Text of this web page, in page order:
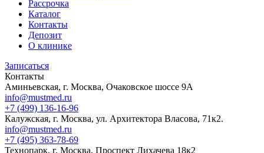
Рассрочка
Каталог
Контакты
Депозит
О клинике
Записаться
Контакты
Аминьевская, г. Москва, Очаковское шоссе 9А
info@mustmed.ru
+7 (499) 136-16-96
Калужская, г. Москва, ул. Архитектора Власова, 71к2.
info@mustmed.ru
+7 (495) 363-78-69
Технопарк, г. Москва, Проспект Лихачева 18к2